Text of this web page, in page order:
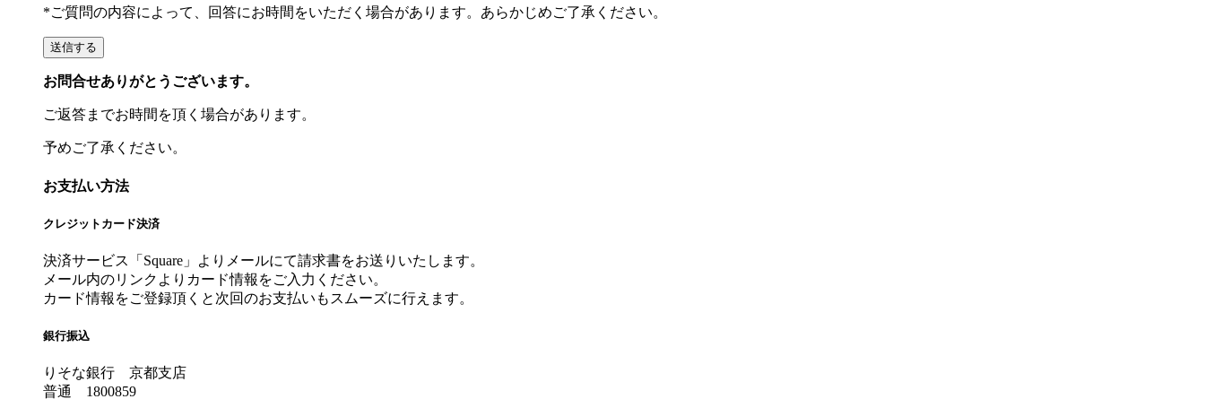
*ご質問の内容によって、回答にお時間をいただく場合があります。あらかじめご了承ください。
お問合せありがとうございます。
ご返答までお時間を頂く場合があります。
予めご了承ください。
お支払い方法
クレジットカード決済
決済サービス「Square」よりメールにて請求書をお送りいたします。
メール内のリンクよりカード情報をご入力ください。
カード情報をご登録頂くと次回のお支払いもスムーズに行えます。
銀行振込
りそな銀行 京都支店
普通 1800859